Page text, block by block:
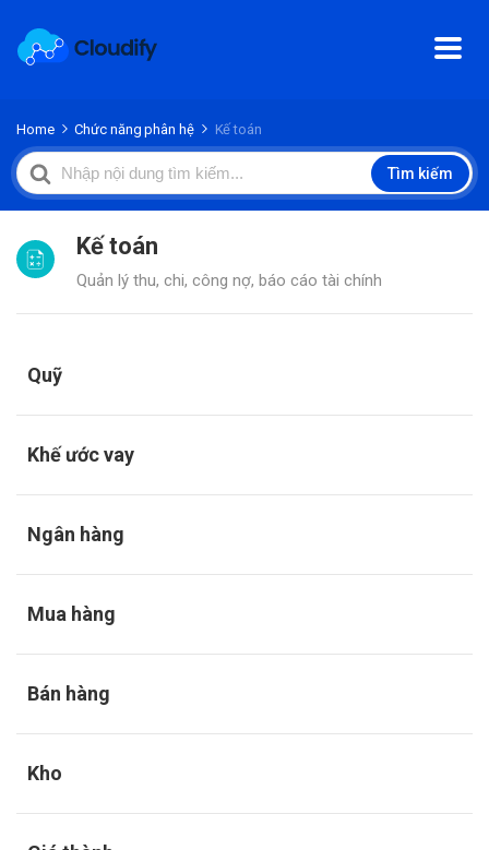
Home Chức năng phân hệ Kế toán
Search
For
Tìm kiếm
Kế toán
Quản lý thu, chi, công nợ, báo cáo tài chính
Quỹ
Khế ước vay
Ngân hàng
Mua hàng
Bán hàng
Kho